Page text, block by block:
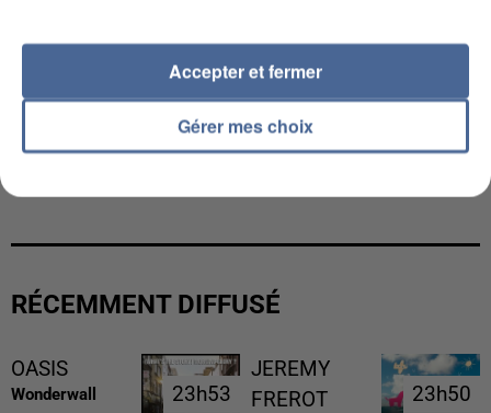
RÉCEMMENT DIFFUSÉ
OASIS
Wonderwall 23h53
23h53
JEREMY
FREROT
23h50
23h50
Gérer mes choix
Accepter et fermer